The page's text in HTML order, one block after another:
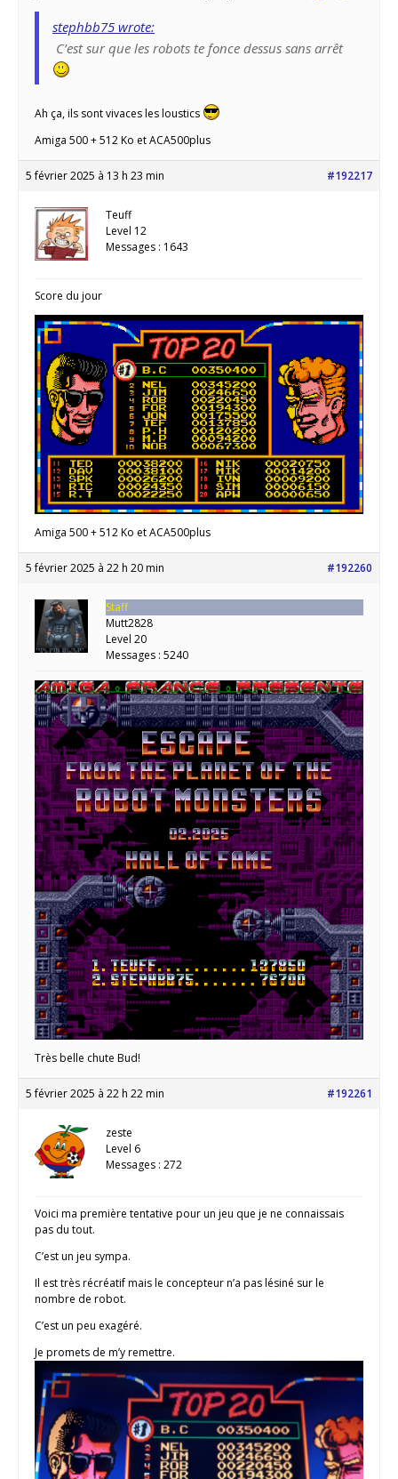
stephbb75 wrote:
C’est sur que les robots te fonce dessus sans arrêt
Ah ça, ils sont vivaces les loustics
Amiga 500 + 512 Ko et ACA500plus
5 février 2025 à 13 h 23 min #192217
Teuff
Level 12
Messages : 1643
Score du jour
Amiga 500 + 512 Ko et ACA500plus
5 février 2025 à 22 h 20 min #192260
Staff
Mutt2828
Level 20
Messages : 5240
Très belle chute Bud!
5 février 2025 à 22 h 22 min #192261
zeste
Level 6
Messages : 272
Voici ma première tentative pour un jeu que je ne connaissais
pas du tout.
C’est un jeu sympa.
Il est très récréatif mais le concepteur n’a pas lésiné sur le
nombre de robot.
C’est un peu exagéré.
Je promets de m’y remettre.